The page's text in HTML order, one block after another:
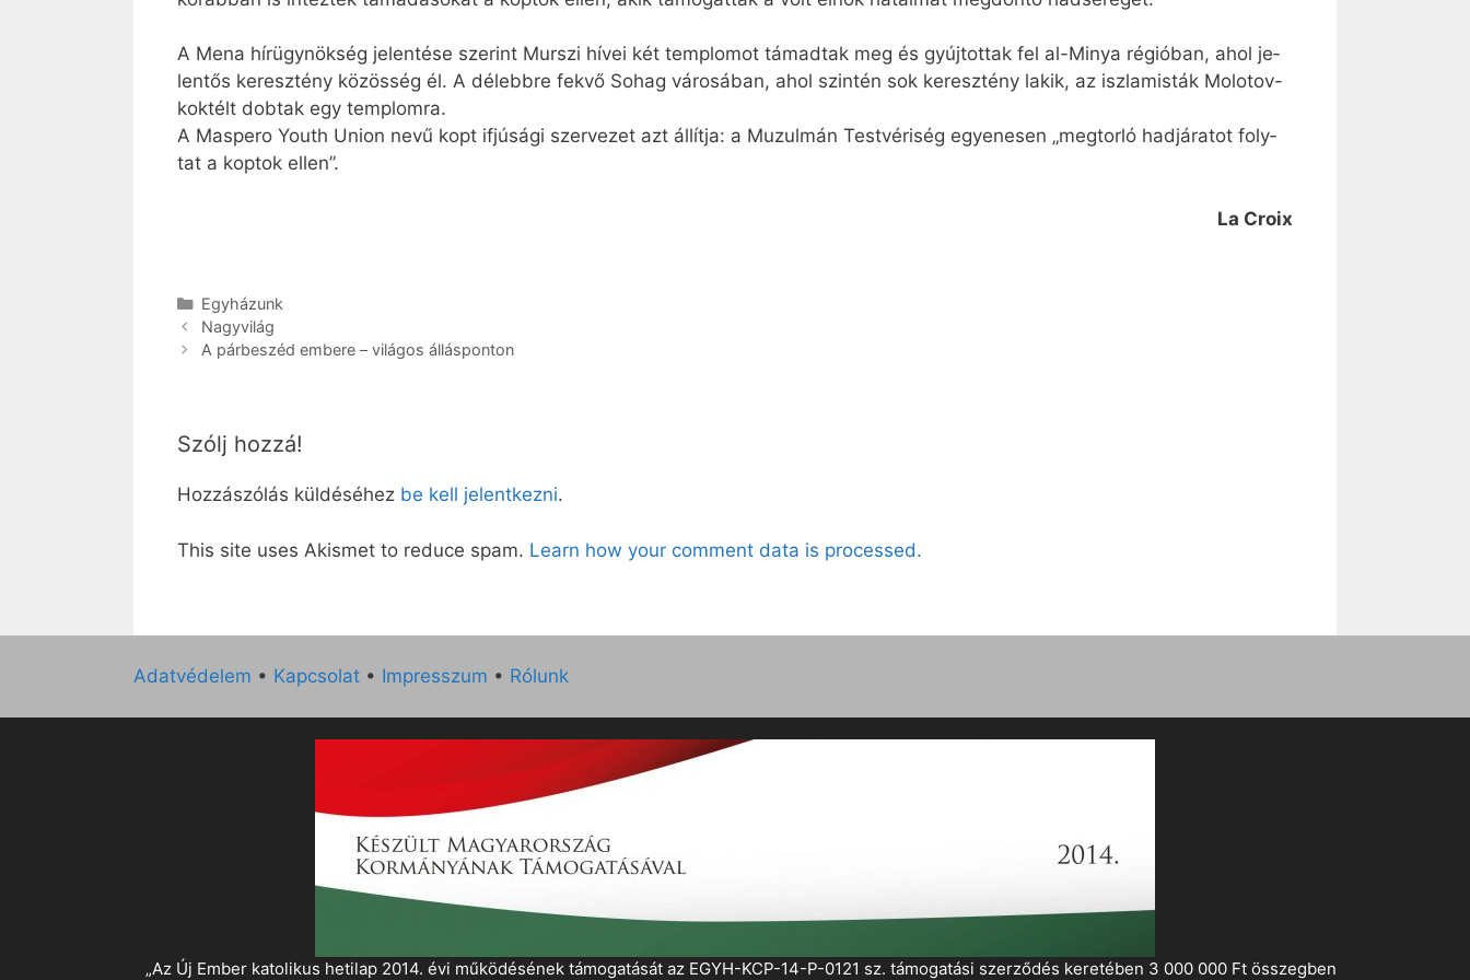
A Mena hír­ügy­nök­ség je­len­té­se sze­rint Murszi hí­vei két temp­lo­mot tá­mad­tak meg és gyúj­tot­tak fel al-Minya ré­gi­ó­ban, ahol je­
len­tős ke­resz­tény kö­zös­ség él. A dé­lebb­re fek­vő Sohag vá­ro­sá­ban, ahol szin­tén sok ke­resz­tény la­kik, az iszlamisták Mo­lo­tov-
koktélt dobtak egy temp­lom­ra.
A Maspero Youth Uni­on ne­vű kopt if­jú­sá­gi szer­ve­zet azt ál­lít­ja: a Mu­zul­mán Test­vé­ri­ség egye­ne­sen „meg­tor­ló had­já­ra­tot foly­
tat a kop­tok el­len”.
La Croix
Kategória
Egyházunk
Nagyvilág
A pár­be­széd em­be­re – vi­lá­gos ál­lás­pon­ton
Szólj hozzá!
Hozzászólás küldéséhez be kell jelentkezni.
This site uses Akismet to reduce spam. Learn how your comment data is processed.
Adatvédelem • Kapcsolat • Impresszum • Rólunk
„Az Új Ember katolikus hetilap 2014. évi működésének támogatását az EGYH-KCP-14-P-0121 sz. támogatási szerződés keretében 3 000 000 Ft összegben